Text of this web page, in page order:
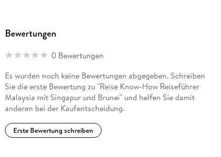
Bewertungen
0 Bewertungen
Es wurden noch keine Bewertungen abgegeben. Schreiben
Sie die erste Bewertung zu "Reise Know-How Reiseführer
Malaysia mit Singapur und Brunei" und helfen Sie damit
anderen bei der Kaufentscheidung.
Erste Bewertung schreiben